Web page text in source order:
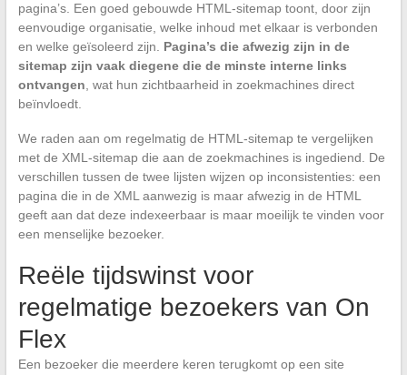
pagina’s. Een goed gebouwde HTML-sitemap toont, door zijn
eenvoudige organisatie, welke inhoud met elkaar is verbonden
en welke geïsoleerd zijn. Pagina’s die afwezig zijn in de
sitemap zijn vaak diegene die de minste interne links
ontvangen, wat hun zichtbaarheid in zoekmachines direct
beïnvloedt.
We raden aan om regelmatig de HTML-sitemap te vergelijken
met de XML-sitemap die aan de zoekmachines is ingediend. De
verschillen tussen de twee lijsten wijzen op inconsistenties: een
pagina die in de XML aanwezig is maar afwezig in de HTML
geeft aan dat deze indexeerbaar is maar moeilijk te vinden voor
een menselijke bezoeker.
Reële tijdswinst voor
regelmatige bezoekers van On
Flex
Een bezoeker die meerdere keren terugkomt op een site